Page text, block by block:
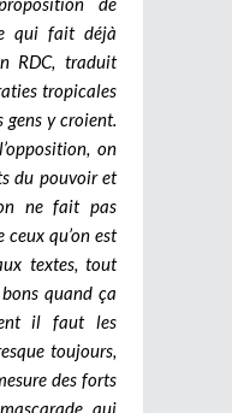
qui fait déjà
RDC, traduit
tropicales
gens y croient.
on
du pouvoir et
ne fait pas
ceux qu’on est
textes, tout
quand ça
il faut les
toujours,
des forts
qui